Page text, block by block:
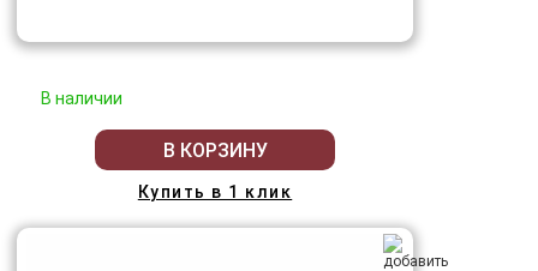
В наличии
В КОРЗИНУ
Купить в 1 клик